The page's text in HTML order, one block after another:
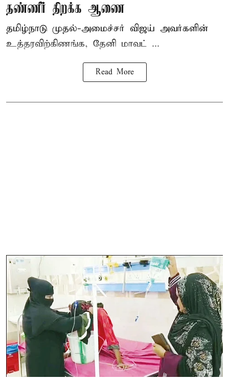
தண்ணீர் திறக்க ஆணை
தமிழ்நாடு முதல்-அமைச்சர் விஜய் அவர்களின்
உத்தரவிற்கிணங்க, தேனி மாவட் ...
Read More